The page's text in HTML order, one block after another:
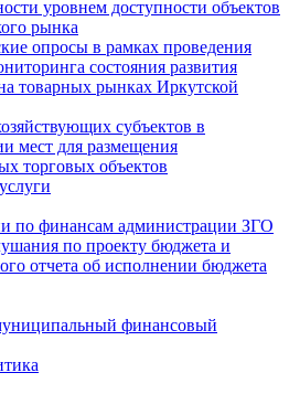
уровнем доступности объектов
рынка
опросы в рамках проведения
состояния развития
товарных рынках Иркутской
субъектов в
мест для размещения
торговых объектов
по финансам администрации ЗГО
по проекту бюджета и
отчета об исполнении бюджета
финансовый